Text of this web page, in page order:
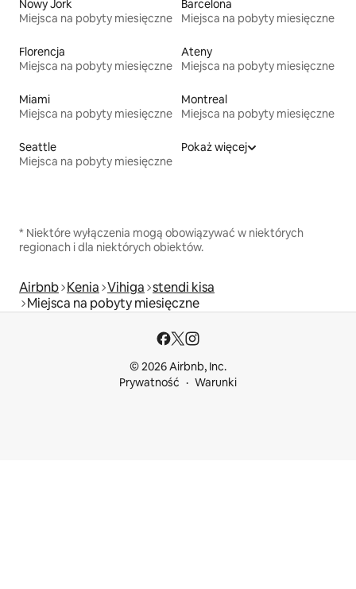
Nowy Jork
Miejsca na pobyty miesięczne
Barcelona
Miejsca na pobyty miesięczne
Florencja
Miejsca na pobyty miesięczne
Ateny
Miejsca na pobyty miesięczne
Miami
Miejsca na pobyty miesięczne
Montreal
Miejsca na pobyty miesięczne
Seattle
Miejsca na pobyty miesięczne
Pokaż więcej
* Niektóre wyłączenia mogą obowiązywać w niektórych
regionach i dla niektórych obiektów.
Airbnb Kenia Vihiga stendi kisa
Miejsca na pobyty miesięczne
© 2026 Airbnb, Inc.
Prywatność
Warunki